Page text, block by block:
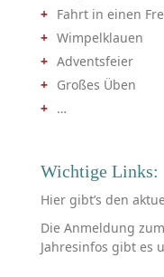
Fahrt in einen
Wimpelklauen
Adventsfeier
Großes Üben
…
Wichtige Links:
Hier gibt’s den
Die Anmeldung
Jahresinfos gibt es